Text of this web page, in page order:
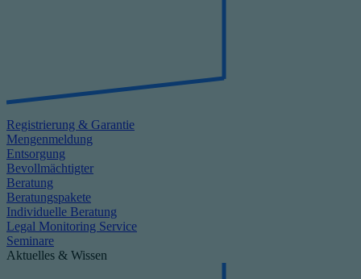
Registrierung & Garantie
Mengenmeldung
Entsorgung
Bevollmächtigter
Beratung
Beratungspakete
Individuelle Beratung
Legal Monitoring Service
Seminare
Aktuelles & Wissen